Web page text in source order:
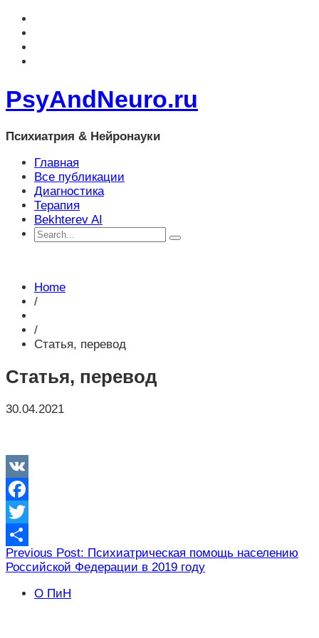
PsyAndNeuro.ru
Психиатрия & Нейронауки
Главная
Все публикации
Диагностика
Терапия
Bekhterev AI
Home
/
/
Статья, перевод
Статья, перевод
30.04.2021
VK
Facebook
Twitter
Отправить
Навигация
по
записям
Previous Post: Психиатрическая помощь населению
Российской Федерации в 2019 году
О ПиН